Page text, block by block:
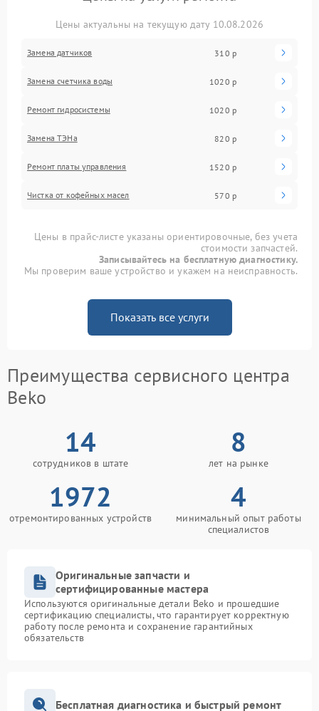
Цены актуальны на текущую дату 10.08.2026
Замена датчиков 310 р
Замена счетчика воды 1020 р
Ремонт гидросистемы 1020 р
Замена ТЭНа 820 р
Ремонт платы управления 1520 р
Чистка от кофейных масел 570 р
Цены в прайс-листе указаны ориентировочные, без учета
стоимости запчастей.
Записывайтесь на бесплатную диагностику.
Мы проверим ваше устройство и укажем на неисправность.
Показать все услуги
Преимущества сервисного центра
Beko
14
сотрудников в штате
8
лет на рынке
1972
отремонтированных устройств
4
минимальный опыт работы
специалистов
Оригинальные запчасти и
сертифицированные мастера
Используются оригинальные детали Beko и прошедшие
сертификацию специалисты, что гарантирует корректную
работу после ремонта и сохранение гарантийных
обязательств
Бесплатная диагностика и быстрый ремонт